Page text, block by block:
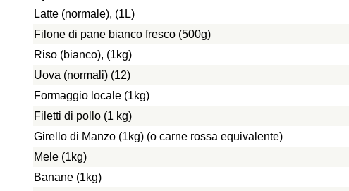
Latte (normale), (1L)
Filone di pane bianco fresco (500g)
Riso (bianco), (1kg)
Uova (normali) (12)
Formaggio locale (1kg)
Filetti di pollo (1 kg)
Girello di Manzo (1kg) (o carne rossa equivalente)
Mele (1kg)
Banane (1kg)